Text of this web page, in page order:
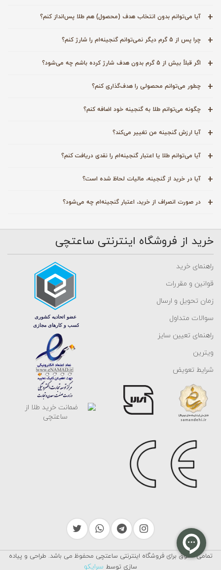
آیا می‌توانم بدون انتخاب هدف (محصول) هم طلا پس‌انداز کنم؟
چرا پس از 5 گرم دیگر نمی‌توانم گنجینه‌ام را شارژ کنم؟
اگر قبلاً بیش از 5 گرم بدون هدف شارژ کرده باشم چه می‌شود؟
چطور می‌توانم محصولی را هدف‌گذاری کنم؟
چگونه می‌توانم طلا به گنجینه خود اضافه کنم؟
آیا ارزش گنجینه من تغییر می‌کند؟
آیا می‌توانم طلا یا اعتبار گنجینه‌ام را نقدی دریافت کنم؟
آیا در خرید از گنجینه، مالیات لحاظ شده است؟
در صورت انصراف از خرید، اعتبار گنجینه‌ام چه می‌شود؟
خرید از فروشگاه اینترنتی ساعتچی
راهنمای خرید
قوانین و مقررات
زمان تحویل و ارسال
سوالات متداول
راهنمای تعیین سایز
ویترین
شرایط تعویض
تمامی حقوق برای فروشگاه اینترنتی ساعتچی محفوظ می باشد. طراحی و پیاده
سازی توسط سرایکو